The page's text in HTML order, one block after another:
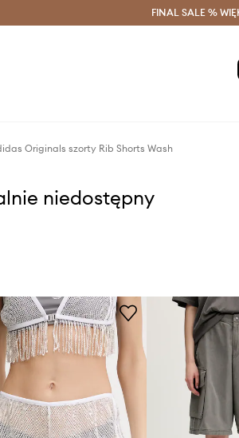
Oszczędzaj z Answear Club >
FINAL SALE %
Originals szorty Rib Shorts Wash
niedostępny